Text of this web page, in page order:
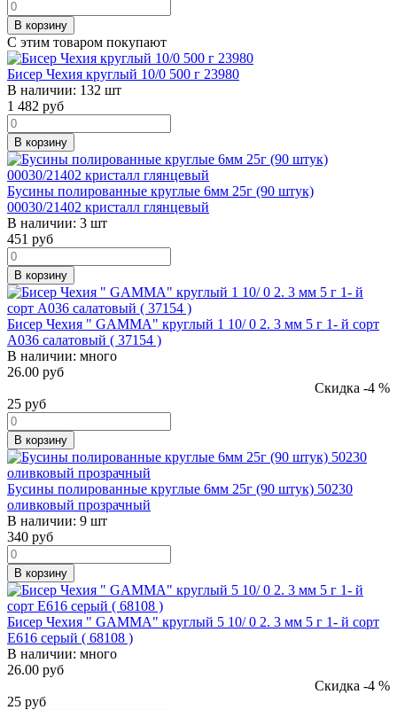
В корзину
С этим товаром покупают
Бисер Чехия круглый 10/0 500 г 23980
В наличии: 132 шт
1 482 руб
В корзину
Бусины полированные круглые 6мм 25г (90 штук)
00030/21402 кристалл глянцевый
В наличии: 3 шт
451 руб
В корзину
Бисер Чехия " GAMMA" круглый 1 10/ 0 2. 3 мм 5 г 1- й сорт
A036 салатовый ( 37154 )
В наличии: много
26.00 руб
Скидка -4 %
25 руб
В корзину
Бусины полированные круглые 6мм 25г (90 штук) 50230
оливковый прозрачный
В наличии: 9 шт
340 руб
В корзину
Бисер Чехия " GAMMA" круглый 5 10/ 0 2. 3 мм 5 г 1- й сорт
Е616 серый ( 68108 )
В наличии: много
26.00 руб
Скидка -4 %
25 руб